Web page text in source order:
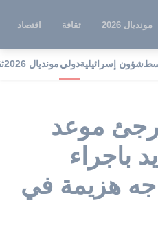
مونديال 2026 ثقافة اقتصاد
شؤون إسرائيليةدوليمونديال 2026
موعد
باجراء
هزيمة في